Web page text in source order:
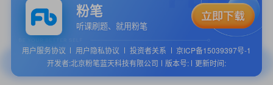
粉笔
听课刷题、就用粉笔
用户服务协议 用户隐私协议 投资者关系
京ICP备15039397号-1
开发者:北京粉笔蓝天科技有限公司
版本号: 更新时间: